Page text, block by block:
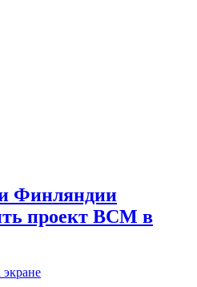
Финляндии
проект ВСМ в